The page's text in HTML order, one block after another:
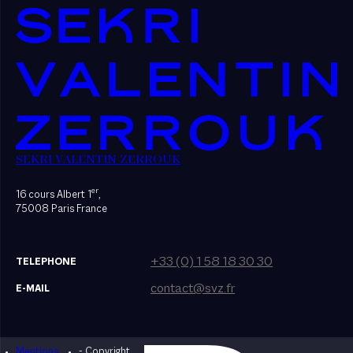
SEKRI VALENTIN ZERROUK
16 cours Albert 1er,
75008 Paris France
TELEPHONE +33 (0) 1 58 18 30 30
E-MAIL contact@svz.fr